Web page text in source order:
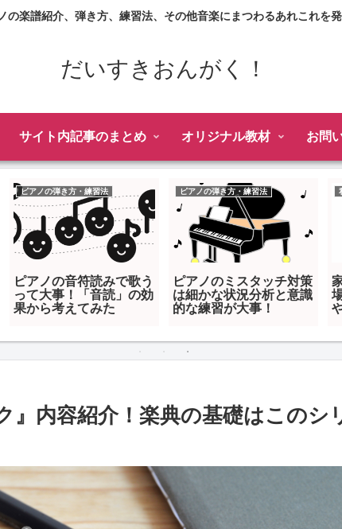
の楽譜紹介、弾き方、練習法、その他音楽にまつわるあれこれを
だいすきおんがく！
サイト内記事のまとめ オリジナル教材 お問
ピアノの弾き方・練習法
ピアノの音符読みで歌う
って大事！「音読」の効
果から考えてみた
ピアノの弾き方・練習法
ピアノのミスタッチ対策
は細かな状況分析と意識
的な練習が大事！
』内容紹介！楽典の基礎はこのシ